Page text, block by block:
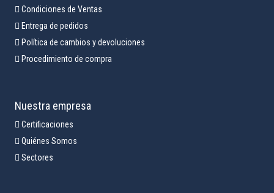
Condiciones de Ventas
Entrega de pedidos
Política de cambios y devoluciones
Procedimiento de compra
Nuestra empresa
Certificaciones
Quiénes Somos
Sectores